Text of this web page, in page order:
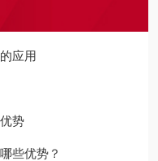
应用
势
些优势？